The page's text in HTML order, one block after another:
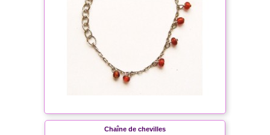
Chaîne de chevilles